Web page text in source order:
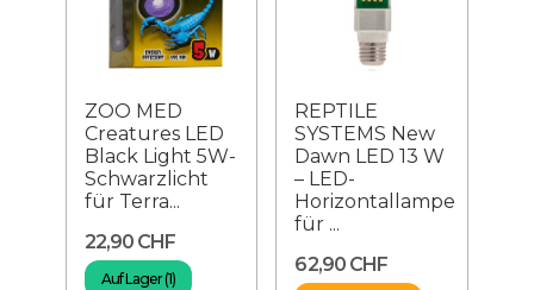
ZOO MED
Creatures LED
Black Light 5W-
Schwarzlicht
für Terra...
22,90 CHF
Auf Lager (1)
REPTILE
SYSTEMS New
Dawn LED 13 W
– LED-
Horizontallampe
für ...
62,90 CHF